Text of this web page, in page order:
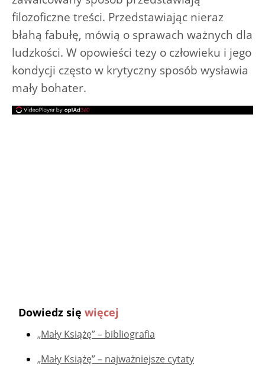
filozoficzne treści. Przedstawiając nieraz
błahą fabułę, mówią o sprawach ważnych dla
ludzkości. W opowieści tezy o człowieku i jego
kondycji często w krytyczny sposób wysławia
mały bohater.
Dowiedz się więcej
„Mały Książę” – bibliografia
„Mały Książę” – najważniejsze cytaty